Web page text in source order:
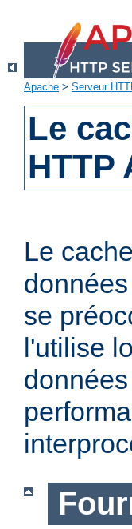
Apache > Serveur
Le
HTTP
Le
se
l'utilise